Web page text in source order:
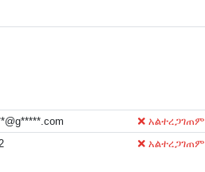
አልተረጋገጠም
አልተረጋገጠም